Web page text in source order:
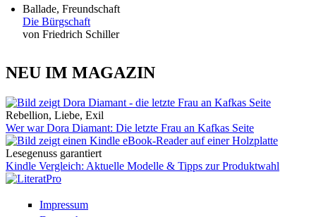
Ballade, Freundschaft
Die Bürgschaft
von Friedrich Schiller
NEU IM MAGAZIN
Rebellion, Liebe, Exil
Wer war Dora Diamant: Die letzte Frau an Kafkas Seite
Lesegenuss garantiert
Kindle Vergleich: Aktuelle Modelle & Tipps zur Produktwahl
Impressum